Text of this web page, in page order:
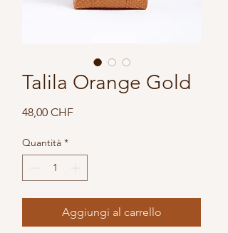
Talila Orange Gold
48,00 CHFPrezzo
Quantità *
Aggiungi al carrello